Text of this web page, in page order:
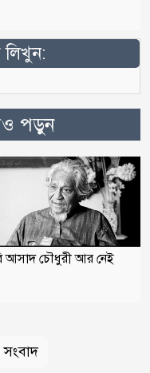
পড়ুন
আসাদ চৌধুরী আর নেই